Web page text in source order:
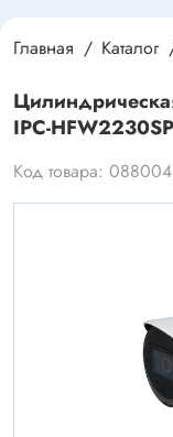
Главная Каталог
IPC-
Код товара: 088004